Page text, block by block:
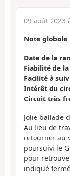
09 août 2023
Note globale :
Date de la
Fiabilité de
Facilité à
Intérêt du
Circuit très
Jolie ballade
Au lieu de
retourner au
poursuivi le
pour
indiqué